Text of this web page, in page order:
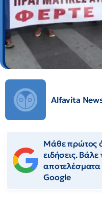
Alfavita
Μάθε πρώτος
ειδήσεις.
Google